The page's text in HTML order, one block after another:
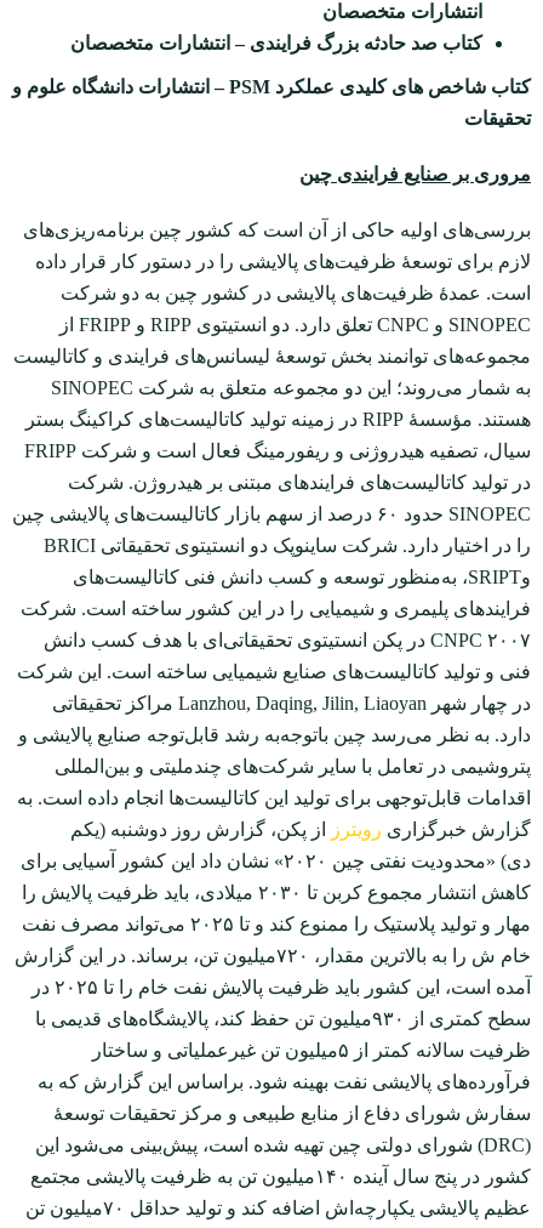
انتشارات متخصصان
کتاب صد حادثه بزرگ فرایندی–انتشارات متخصصان
کتاب شاخص های کلیدی عملکرد PSM – انتشارات دانشگاه علوم و
تحقیقات
مروری بر صنایع فرایندی چین
بررسی‌های اولیه حاکی از آن است که کشور چین برنامه‌ریزی‌های
لازم برای توسعۀ ظرفیت‌های پالایشی را در دستور کار قرار داده
است. عمدۀ ظرفیت‌های پالایشی در کشور چین به دو شرکت
SINOPEC و CNPC تعلق دارد. دو انستیتوی RIPP و FRIPP از
مجموعه‌های توانمند بخش توسعۀ لیسانس‌های فرایندی و کاتالیست
به شمار می‌روند؛ این دو مجموعه متعلق به شرکت SINOPEC
هستند. مؤسسۀ RIPP در زمینه تولید کاتالیست‌های کراکینگ بستر
سیال، تصفیه هیدروژنی و ریفورمینگ فعال است و شرکت FRIPP
در تولید کاتالیست‌های فرایندهای مبتنی بر هیدروژن. شرکت
SINOPEC حدود ۶۰ درصد از سهم بازار کاتالیست‌های پالایشی چین
را در اختیار دارد. شرکت ساینوپک دو انستیتوی تحقیقاتی BRICI
وSRIPT، به‌منظور توسعه و کسب دانش ‌فنی کاتالیست‌های
فرایندهای پلیمری و شیمیایی را در این کشور ساخته است. شرکت
CNPC ۲۰۰۷ در پکن انستیتوی تحقیقاتی‌ای با هدف کسب دانش
‌فنی و تولید کاتالیست‌های صنایع شیمیایی ساخته است. این شرکت
در چهار شهر Lanzhou, Daqing, Jilin, Liaoyan مراکز تحقیقاتی
دارد. به نظر می‌رسد چین باتوجه‌به رشد قابل‌توجه صنایع پالایشی و
پتروشیمی در تعامل با سایر شرکت‌های چندملیتی و بین‌المللی
اقدامات قابل‌توجهی برای تولید این کاتالیست‌ها انجام داده است. به
گزارش خبرگزاری رویترز
از پکن، گزارش روز دوشنبه (یکم
دی‌) «محدودیت نفتی چین ۲۰۲۰» نشان داد این کشور آسیایی برای
کاهش انتشار مجموع کربن تا ۲۰۳۰ میلادی، باید ظرفیت پالایش را
مهار و تولید پلاستیک را ممنوع کند و تا ۲۰۲۵ می‌تواند مصرف نفت
خام ش را به بالاترین مقدار، ۷۲۰‌میلیون تن، برساند. در این گزارش
آمده است، این کشور باید ظرفیت پالایش نفت خام را تا ۲۰۲۵ در
سطح کمتری از ۹۳۰میلیون تن حفظ کند، پالایشگاه‌های قدیمی با
ظرفیت سالانه کمتر از ۵میلیون تن غیرعملیاتی و ساختار
فرآورده‌های پالایشی نفت بهینه شود. براساس این گزارش که به
سفارش شورای دفاع از منابع طبیعی و مرکز تحقیقات توسعۀ
(DRC) شورای دولتی چین تهیه شده است، پیش‌بینی می‌شود این
کشور در پنج سال آینده ۱۴۰‌میلیون تن به ظرفیت پالایشی مجتمع
عظیم پالایشی یکپارچه‌اش اضافه کند و تولید حداقل ۷۰میلیون تن